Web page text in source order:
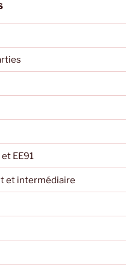
EE91
et intermédiaire